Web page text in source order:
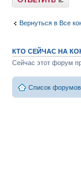
Вернуться в Все
КТО СЕЙЧАС НА
Сейчас этот форум
Список форумов